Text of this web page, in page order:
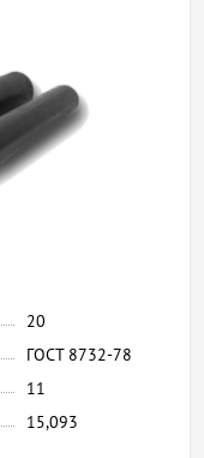
20
ГОСТ 8732-78
11
15,093